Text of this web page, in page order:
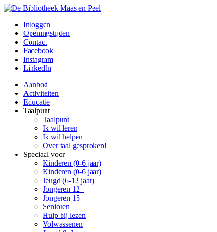
Inloggen
Openingstijden
Contact
Facebook
Instagram
LinkedIn
Aanbod
Activiteiten
Educatie
Taalpunt
Taalpunt
Ik wil leren
Ik wil helpen
Over taal gesproken!
Speciaal voor
Kinderen (0-6 jaar)
Kinderen (0-6 jaar)
Jeugd (6-12 jaar)
Jongeren 12+
Jongeren 15+
Senioren
Hulp bij lezen
Volwassenen